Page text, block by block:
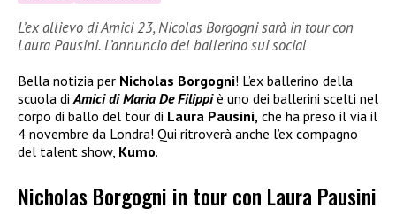
L’ex allievo di Amici 23, Nicolas Borgogni sarà in tour con
Laura Pausini. L’annuncio del ballerino sui social
Bella notizia per Nicholas Borgogni! L’ex ballerino della
scuola di Amici di Maria De Filippiè uno dei ballerini scelti nel
corpo di ballo del tour di Laura Pausini, che ha preso il via il
4 novembre da Londra! Qui ritroverà anche l’ex compagno
del talent show, Kumo.
Nicholas Borgogni in tour con Laura Pausini